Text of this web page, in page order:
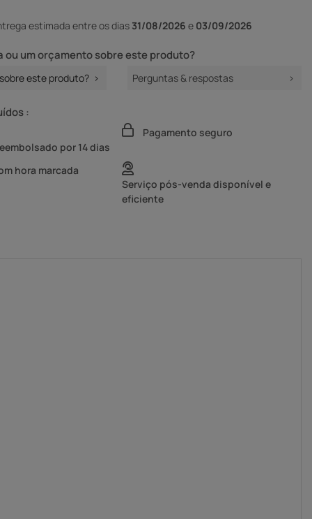
estimada entre os dias 31/08/2026 e 03/09/2026
ou um orçamento sobre este produto?
este produto? Perguntas & respostas
:
por 14 dias
Pagamento seguro
hora marcada
Serviço pós-venda disponível e
eficiente